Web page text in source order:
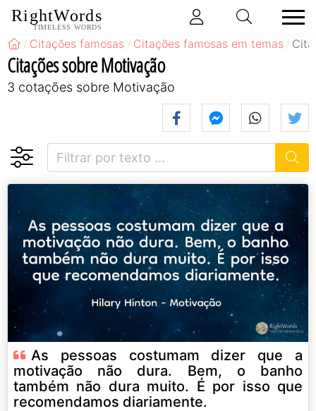
RightWords
TIMELESS WORDS
Citações famosas Citações famosas em temas
Citações sobre Motivação
3 cotações sobre Motivação
As pessoas costumam dizer que a
motivação não dura. Bem, o banho
também não dura muito. É por isso que
recomendamos diariamente.